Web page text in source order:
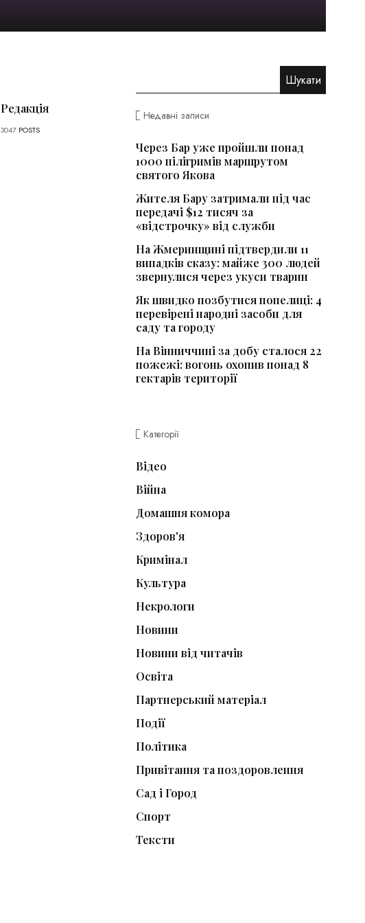
Редакція
3047 POSTS
Недавні записи
Через Бар уже пройшли понад
1000 пілігримів маршрутом
святого Якова
Жителя Бару затримали під час
передачі $12 тисяч за
«відстрочку» від служби
На Жмеринщині підтвердили 11
випадків сказу: майже 300 людей
звернулися через укуси тварин
Як швидко позбутися попелиці: 4
перевірені народні засоби для
саду та городу
На Вінниччині за добу сталося 22
пожежі: вогонь охопив понад 8
гектарів території
Категорії
Відео
Війна
Домашня комора
Здоров'я
Кримінал
Культура
Некрологи
Новини
Новини від читачів
Освіта
Партнерський матеріал
Події
Політика
Привітання та поздоровлення
Сад і Город
Спорт
Тексти